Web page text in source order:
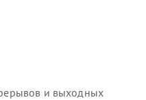
и выходных